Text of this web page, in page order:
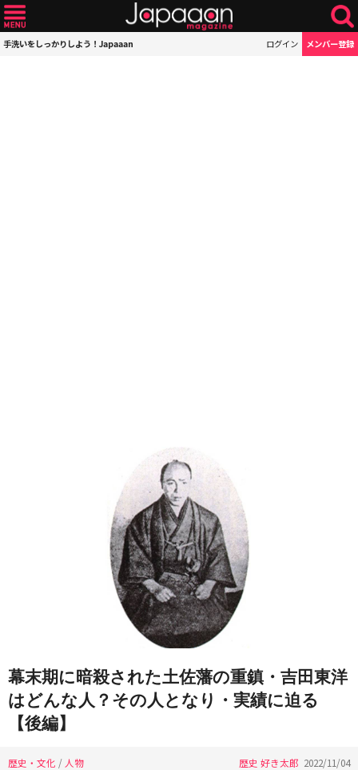
手洗いをしっかりしよう！Japaaan ログイン メンバー登録
幕末期に暗殺された土佐藩の重鎮・吉田東洋
はどんな人？その人となり・実績に迫る
【後編】
歴史・文化 / 人物 歴史 好き太郎 2022/11/04